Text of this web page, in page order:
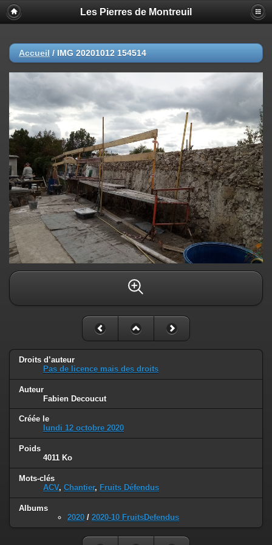
Les Pierres de Montreuil
Accueil / IMG 20201012 154514
Droits d’auteur
Pas de licence mais des droits
Auteur
Fabien Decoucut
Créée le
lundi 12 octobre 2020
Poids
4011 Ko
Mots-clés
ACV, Chantier, Fruits Défendus
Albums
2020 / 2020-10 FruitsDefendus